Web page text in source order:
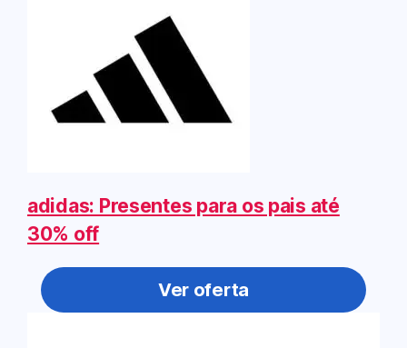
adidas: Presentes para os pais até
30% off
Ver oferta